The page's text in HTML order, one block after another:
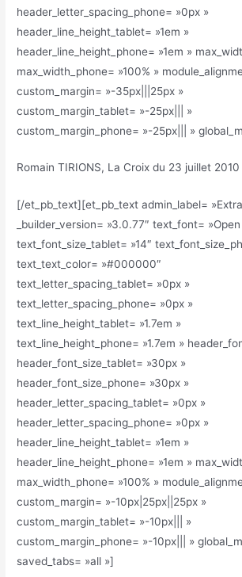
header_letter_spacing_phone= »0px »
header_line_height_tablet= »1em »
header_line_height_phone= »1em »
max_width_phone= »100% »
custom_margin= »-35px|||25px »
custom_margin_tablet= »-25px||| »
custom_margin_phone= »-25px||| »
Romain TIRIONS, La Croix du 23 juillet 2010
[/et_pb_text][et_pb_text admin_label=
_builder_version= »3.0.77″ text_font=
text_font_size_tablet= »14″
text_text_color= »#000000″
text_letter_spacing_tablet= »0px »
text_letter_spacing_phone= »0px »
text_line_height_tablet= »1.7em »
text_line_height_phone= »1.7em »
header_font_size_tablet= »30px »
header_font_size_phone= »30px »
header_letter_spacing_tablet= »0px »
header_letter_spacing_phone= »0px »
header_line_height_tablet= »1em »
header_line_height_phone= »1em »
max_width_phone= »100% »
custom_margin= »-10px|25px||25px »
custom_margin_tablet= »-10px||| »
custom_margin_phone= »-10px||| »
saved_tabs= »all »]